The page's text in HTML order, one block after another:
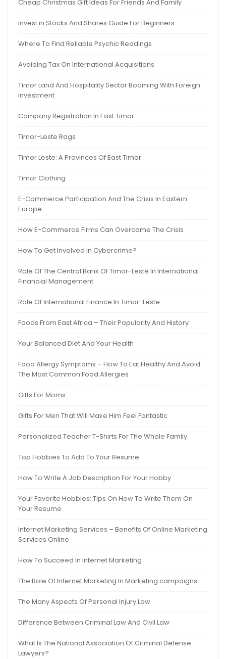
Cheap Christmas Gift Ideas For Friends And Family
Invest in Stocks And Shares Guide For Beginners
Where To Find Reliable Psychic Readings
Avoiding Tax On International Acquisitions
Timor Land And Hospitality Sector Booming With Foreign
Investment
Company Registration In East Timor
Timor-Leste Rags
Timor Leste: A Provinces Of East Timor
Timor Clothing
E-Commerce Participation And The Crisis In Eastern
Europe
How E-Commerce Firms Can Overcome The Crisis
How To Get Involved In Cybercrime?
Role Of The Central Bank Of Timor-Leste In International
Financial Management
Role Of International Finance In Timor-Leste
Foods From East Africa – Their Popularity And History
Your Balanced Diet And Your Health
Food Allergy Symptoms – How To Eat Healthy And Avoid
The Most Common Food Allergies
Gifts For Moms
Gifts For Men That Will Make Him Feel Fantastic
Personalized Teacher T-Shirts For The Whole Family
Top Hobbies To Add To Your Resume
How To Write A Job Description For Your Hobby
Your Favorite Hobbies: Tips On How To Write Them On
Your Resume
Internet Marketing Services – Benefits Of Online Marketing
Services Online
How To Succeed In Internet Marketing
The Role Of Internet Marketing In Marketing campaigns
The Many Aspects Of Personal Injury Law
Difference Between Criminal Law And Civil Law
What Is The National Association Of Criminal Defense
Lawyers?